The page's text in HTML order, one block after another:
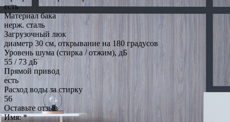
есть
Материал бака
нерж. сталь
Загрузочный люк
диаметр 30 см, открывание на 180 градусов
Уровень шума (стирка / отжим), дБ
55 / 73 дБ
Прямой привод
есть
Расход воды за стирку
56
Оставьте отзыв
Имя:*